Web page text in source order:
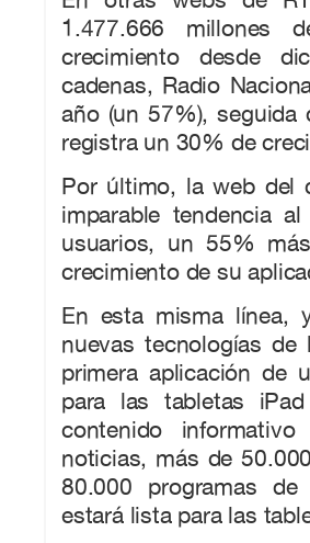
1.477.666 millones
crecimiento desde
cadenas, Radio
año (un 57%), seguida
registra un 30% de
Por último, la web del
imparable tendencia
usuarios, un 55%
crecimiento de su
En esta misma línea,
nuevas tecnologías de
primera aplicación de
para las tabletas
contenido
noticias, más de
80.000 programas
estará lista para las